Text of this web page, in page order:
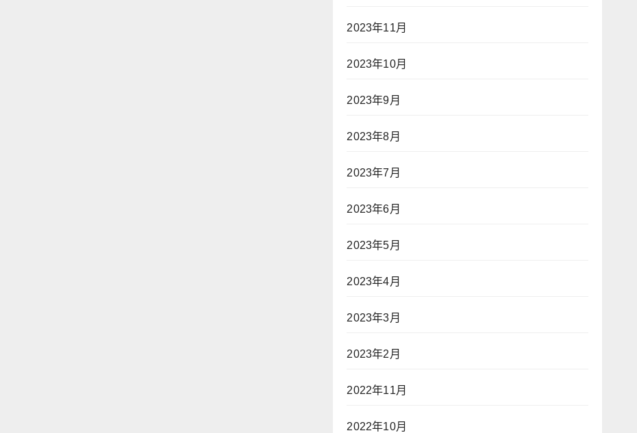
2023年11月
2023年10月
2023年9月
2023年8月
2023年7月
2023年6月
2023年5月
2023年4月
2023年3月
2023年2月
2022年11月
2022年10月